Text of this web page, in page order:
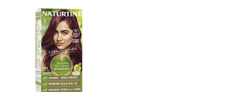
原
始
價
格：
NT$425。